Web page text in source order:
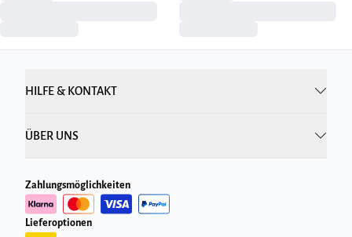
HILFE & KONTAKT
ÜBER UNS
Zahlungsmöglichkeiten
Lieferoptionen